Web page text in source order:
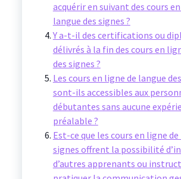
acquérir en suivant des cours
langue des signes ?
Y a-t-il des certifications ou
délivrés à la fin des cours en
des signes ?
Les cours en ligne de langue
sont-ils accessibles aux
débutantes sans aucune
préalable ?
Est-ce que les cours en ligne de
signes offrent la possibilité
d’autres apprenants ou